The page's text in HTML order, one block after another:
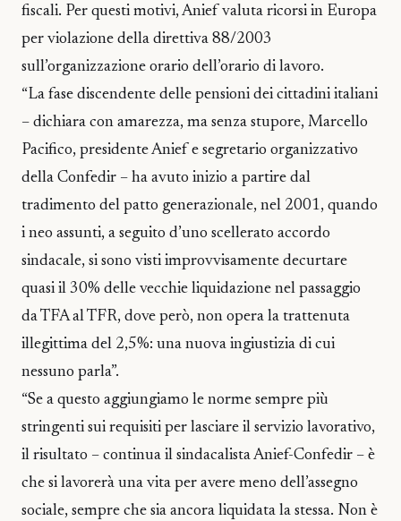
fiscali. Per questi motivi, Anief valuta ricorsi in Europa
per violazione della direttiva 88/2003
sull’organizzazione orario dell’orario di lavoro.
“La fase discendente delle pensioni dei cittadini italiani
– dichiara con amarezza, ma senza stupore, Marcello
Pacifico, presidente Anief e segretario organizzativo
della Confedir – ha avuto inizio a partire dal
tradimento del patto generazionale, nel 2001, quando
i neo assunti, a seguito d’uno scellerato accordo
sindacale, si sono visti improvvisamente decurtare
quasi il 30% delle vecchie liquidazione nel passaggio
da TFA al TFR, dove però, non opera la trattenuta
illegittima del 2,5%: una nuova ingiustizia di cui
nessuno parla”.
“Se a questo aggiungiamo le norme sempre più
stringenti sui requisiti per lasciare il servizio lavorativo,
il risultato – continua il sindacalista Anief-Confedir – è
che si lavorerà una vita per avere meno dell’assegno
sociale, sempre che sia ancora liquidata la stessa. Non è